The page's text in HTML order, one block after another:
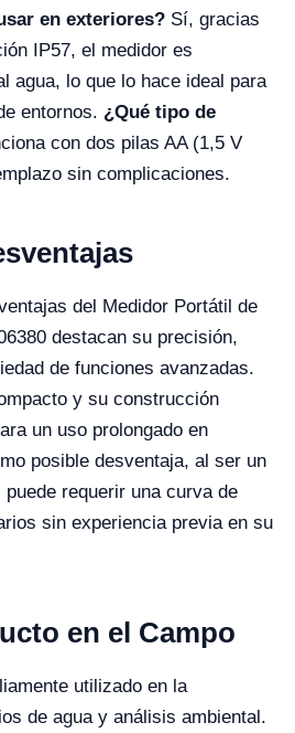
en exteriores? Sí, gracias
IP57, el medidor es
agua, lo que lo hace ideal para
entornos. ¿Qué tipo de
con dos pilas AA (1,5 V
sin complicaciones.
del Medidor Portátil de
destacan su precisión,
de funciones avanzadas.
y su construcción
un uso prolongado en
posible desventaja, al ser un
requerir una curva de
sin experiencia previa en su
en el Campo
utilizado en la
de agua y análisis ambiental.